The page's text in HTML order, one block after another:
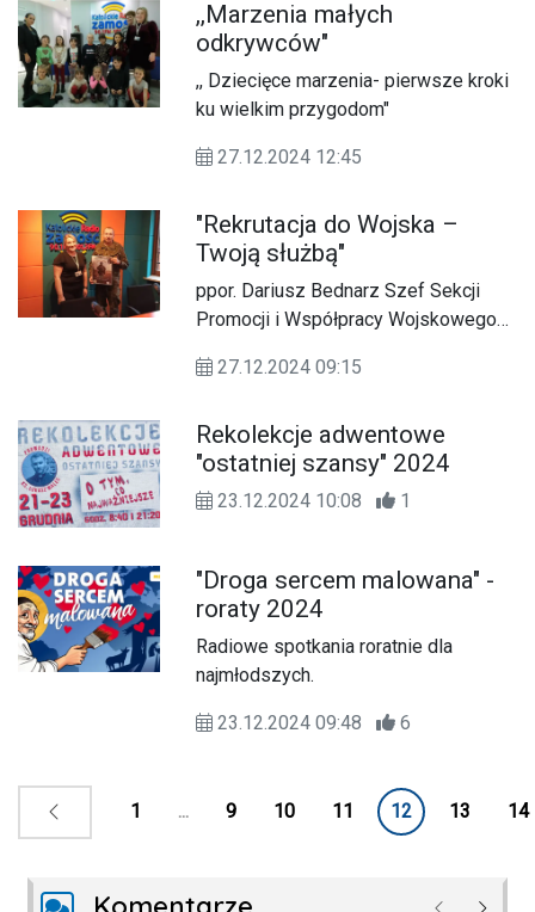
,,Marzenia małych
odkrywców"
,, Dziecięce marzenia- pierwsze kroki
ku wielkim przygodom"
27.12.2024 12:45
"Rekrutacja do Wojska –
Twoją służbą"
ppor. Dariusz Bednarz Szef Sekcji
Promocji i Współpracy Wojskowego
27.12.2024 09:15
Rekolekcje adwentowe
"ostatniej szansy" 2024
23.12.2024 10:08 1
"Droga sercem malowana" -
roraty 2024
Radiowe spotkania roratnie dla
najmłodszych.
23.12.2024 09:48 6
1 ... 9 10 11 12 13 14